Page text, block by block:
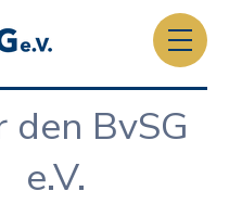
den BvSG
e.V.